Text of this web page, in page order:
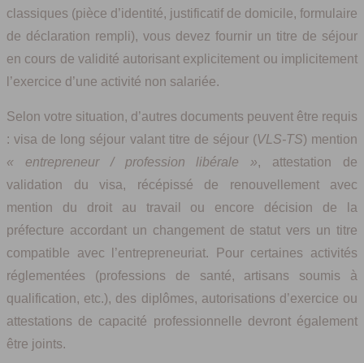
classiques (pièce d’identité, justificatif de domicile, formulaire
de déclaration rempli), vous devez fournir un titre de séjour
en cours de validité autorisant explicitement ou implicitement
l’exercice d’une activité non salariée.
Selon votre situation, d’autres documents peuvent être requis
: visa de long séjour valant titre de séjour (VLS-TS) mention
« entrepreneur / profession libérale », attestation de
validation du visa, récépissé de renouvellement avec
mention du droit au travail ou encore décision de la
préfecture accordant un changement de statut vers un titre
compatible avec l’entrepreneuriat. Pour certaines activités
réglementées (professions de santé, artisans soumis à
qualification, etc.), des diplômes, autorisations d’exercice ou
attestations de capacité professionnelle devront également
être joints.